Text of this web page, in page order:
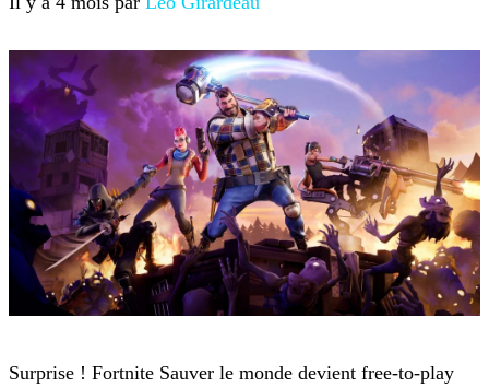
Surprise ! Fortnite Sauver le monde devient free-to-play